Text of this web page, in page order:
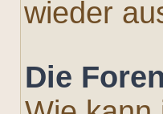
wieder
Die